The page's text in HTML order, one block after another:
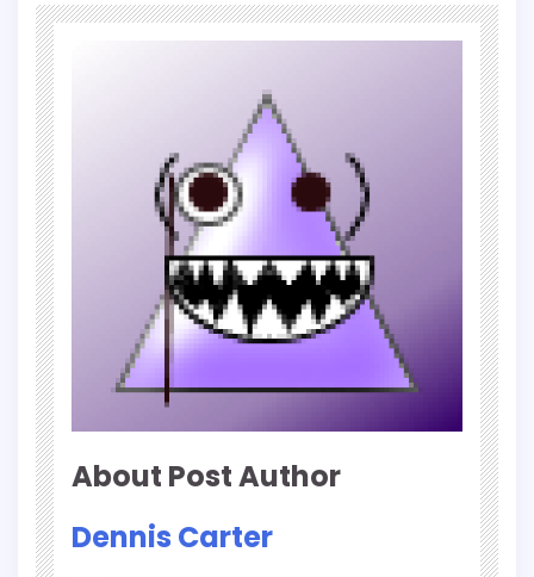
About Post Author
Dennis Carter